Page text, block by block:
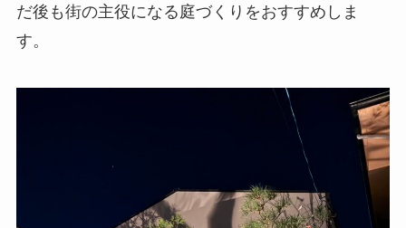
だ後も街の主役になる庭づくりをおすすめしま
す。